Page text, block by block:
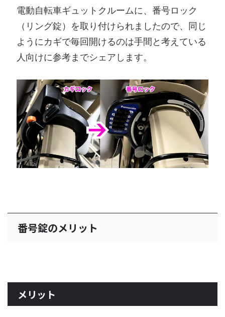
電動自転車ギュットクルームに、番号ロック
（リング錠）を取り付けられましたので、同じ
ようにカギで毎回開けるのは手間と考えている
人向けに参考までシェアします。
番号錠のメリット
メリット